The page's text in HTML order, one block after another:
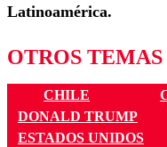
Latinoamérica.
OTROS
CHILE
DONALD TRUMP
ESTADOS UNIDOS